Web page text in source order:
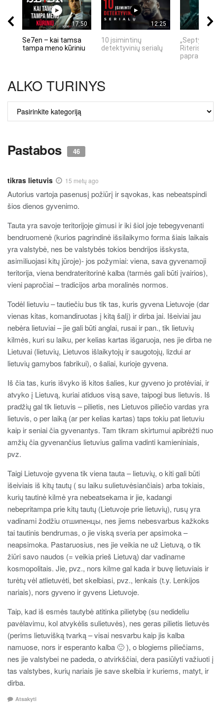
17:50
Se7en – kai tamsa
tampa meno kūriniu
12:25
10 įsimintinų
detektyvinių serialų
„Septynių
Riteris" – kai
ALKO TURINYS
TURINYS
Pastabos 46
tikras lietuvis 15 metų ago
Autorius vartoja pasenusį požiūrį ir sąvokas, kas nebeatspindi
šios dienos gyvenimo.
Tauta yra savoje teritorijoje gimusi ir iki šiol joje tebegyvenanti
bendruomenė (kurios pagrindinė išsilaikymo forma šiais laikais
yra valstybė, nes be valstybės tokios bendrijos išskysta,
asimiliuojasi kitų jūroje)- jos požymiai: viena, sava gyvenamoji
teritorija, viena bendrateritorinė kalba (tarmės gali būti įvairios),
vieni papročiai – tradicijos arba moralinės normos.
Todėl lietuviu – tautiečiu bus tik tas, kuris gyvena Lietuvoje (dar
vienas kitas, komandiruotas į kitą šalį) ir dirba jai. Išeiviai jau
nebėra lietuviai – jie gali būti anglai, rusai ir pan., tik lietuvių
kilmės, kuri su laiku, per kelias kartas išgaruoja, nes jie dirba ne
Lietuvai (lietuvių, Lietuvos išlaikytojų ir saugotojų, lizdui ar
lietuvių gamybos fabrikui), o šaliai, kurioje gyvena.
Iš čia tas, kuris išvyko iš kitos šalies, kur gyveno jo protėviai, ir
atvyko į Lietuvą, kuriai atiduos visą save, taipogi bus lietuvis. Iš
pradžių gal tik lietuvis – pilietis, nes Lietuvos piliečio vardas yra
lietuvis, o per laiką (ar per kelias kartas) taps tokiu pat lietuviu
kaip ir seniai čia gyvenantys. Tam tikram skirtumui apibrėžti nuo
amžių čia gyvenančius lietuvius galima vadinti kamieniniais,
pvz.
Taigi Lietuvoje gyvena tik viena tauta – lietuvių, o kiti gali būti
išeiviais iš kitų tautų ( su laiku sulietuvėsiančiais) arba tokiais,
kurių tautinė kilmė yra nebeatsekama ir jie, kadangi
nebepritampa prie kitų tautų (Lietuvoje prie lietuvių), rusų yra
vadinami žodžiu отшипенцы, nes jiems nebesvarbus kažkoks
tai tautinis bendrumas, o jie viską sveria per apsimoka –
neapsimoka. Pastaruosius, nes jie veikia ne už Lietuvą, o tik
žiūri savo naudos (= veikia prieš Lietuvą) dar vadiname
kosmopolitais. Jie, pvz., nors kilme gal kada ir buvę lietuviais ir
turėtų vėl atlietuvėti, bet skelbiasi, pvz., lenkais (t.y. Lenkijos
nariais), nors gyveno ir gyvens Lietuvoje.
Taip, kad iš esmės tautybė atitinka pilietybę (su nedideliu
pavėlavimu, kol atvykėlis sulietuvės), nes geras pilietis lietuvės
(perims lietuvišką tvarką – visai nesvarbu kaip jis kalba
namuose, nors ir esperanto kalba 🙂 ), o blogiems piliečiams,
nes jie valstybei ne padeda, o atvirkščiai, dera pasiūlyti važiuoti į
tas valstybes, kurių nariais jie save skelbia ir kuriems, matyt, ir
dirba.
Atsakyti